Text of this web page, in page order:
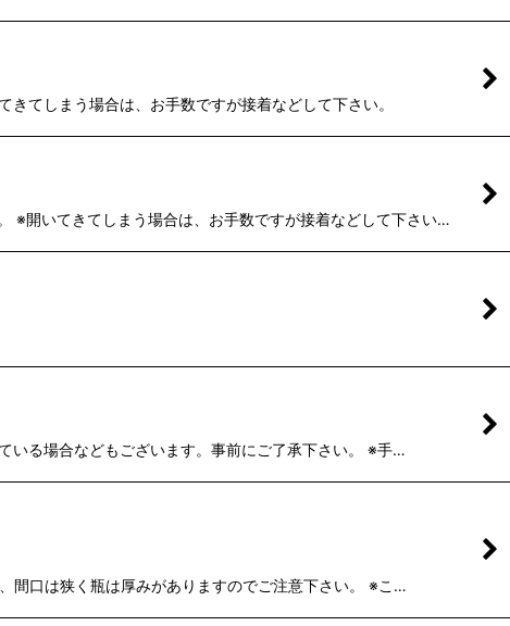
てしまう場合は、お手数ですが接着などして下さい。
※開いてきてしまう場合は、お手数ですが接着などして下さい…
る場合などもございます。事前にご了承下さい。 ※手…
は狭く瓶は厚みがありますのでご注意下さい。 ※こ…